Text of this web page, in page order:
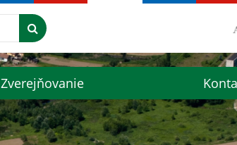
Zverejňovanie